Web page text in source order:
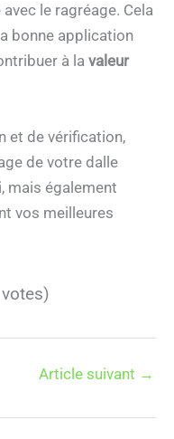
le ragréage. Cela
bonne application
à la valeur
et de vérification,
de votre dalle
mais également
vos meilleures
Article suivant →